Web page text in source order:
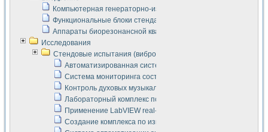
Компьютерная генераторно-измерительная система
Функциональные блоки стенда "Сигнал-USB"
Аппараты биорезонансной квантовой терапии серии СКАН
Исследования
Стендовые испытания (виброакустика, тензометрия и т.п.)
Автоматизированная система измерения параметров
Система мониторинга состояния тяговых
Контроль духовых музыкальных инструментов
Лабораторный комплекс по исследованию элементной
Применение LabVIEW real-time module для
Создание комплекса по измерению скорости подвижного